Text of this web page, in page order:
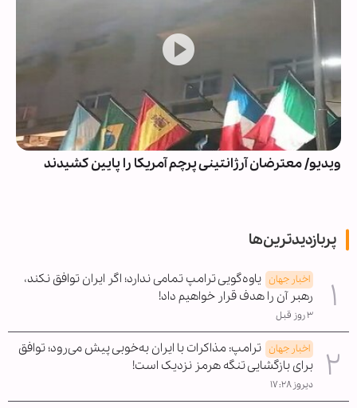
ویدیو/ معترضان آرژانتینی پرچم آمریکا را پایین کشیدند
پربازدیدترین‌ها
اخبار جهان یاوه‌گویی ترامپ تمامی ندارد؛ اگر ایران توافق نکند،
رهبر آن را هدف قرار خواهیم داد!
۳ روز قبل
اخبار جهان ترامپ: مذاکرات با ایران به‌خوبی پیش می‌رود؛ توافق
برای بازگشایی تنگه هرمز نزدیک است!
دیروز ۱۷:۲۸